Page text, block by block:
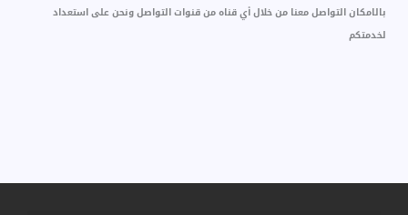
بالامكان التواصل معنا من خلال أي قناه من قنوات التواصل ونحن على استعداد
لخدمتكم